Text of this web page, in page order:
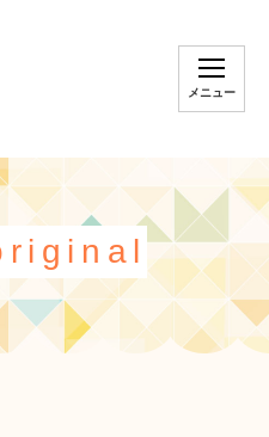
メニュー